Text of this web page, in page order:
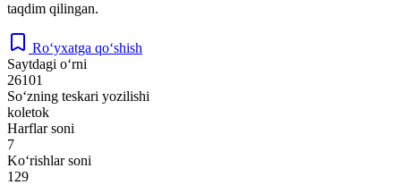
taqdim qilingan.
Ro‘yxatga qo‘shish
Saytdagi o‘rni
26101
So‘zning teskari yozilishi
koletok
Harflar soni
7
Ko‘rishlar soni
129